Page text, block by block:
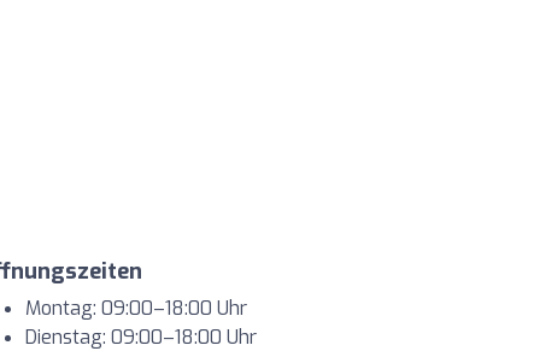
Montag: 09:00–18:00 Uhr
Dienstag: 09:00–18:00 Uhr